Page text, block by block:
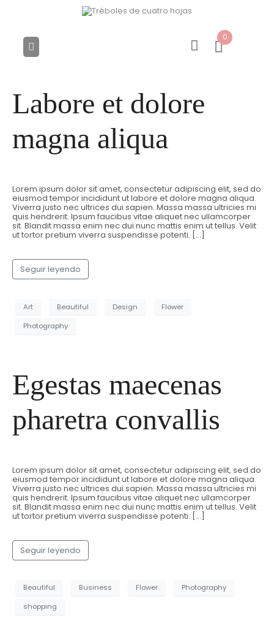
0
Labore et dolore
magna aliqua
Lorem ipsum dolor sit amet, consectetur adipiscing elit, sed do
eiusmod tempor incididunt ut labore et dolore magna aliqua.
Viverra justo nec ultrices dui sapien. Massa massa ultricies mi
quis hendrerit. Ipsum faucibus vitae aliquet nec ullamcorper
sit. Blandit massa enim nec dui nunc mattis enim ut tellus. Velit
ut tortor pretium viverra suspendisse potenti. […]
Seguir leyendo
Art Beautiful Design
Flower
Photography
Egestas maecenas
pharetra convallis
Lorem ipsum dolor sit amet, consectetur adipiscing elit, sed do
eiusmod tempor incididunt ut labore et dolore magna aliqua.
Viverra justo nec ultrices dui sapien. Massa massa ultricies mi
quis hendrerit. Ipsum faucibus vitae aliquet nec ullamcorper
sit. Blandit massa enim nec dui nunc mattis enim ut tellus. Velit
ut tortor pretium viverra suspendisse potenti. […]
Seguir leyendo
Beautiful Business Flower
Photography
shopping